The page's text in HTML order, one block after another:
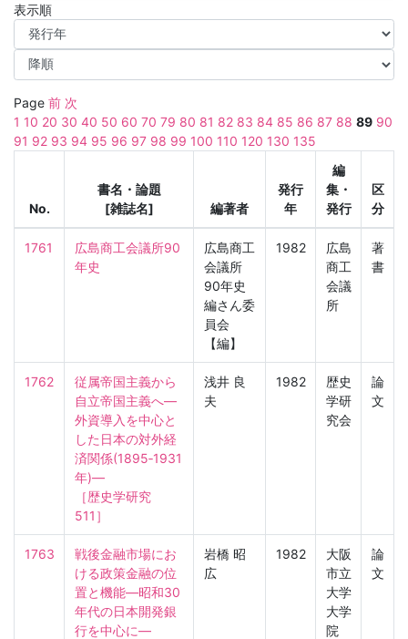
表示順
Page 前 次
1 10 20 30 40 50 60 70 79 80 81 82 83 84 85 86 87 88 89 90
91 92 93 94 95 96 97 98 99 100 110 120 130 135
No.
書名・論題
[雑誌名]
編著者
発行
年
編
集・
発行
区
分
1761
広島商工会議所90
年史
広島商工
会議所
90年史
編さん委
員会
【編】
1982
広島
商工
会議
所
著
書
1762
従属帝国主義から
自立帝国主義へ—
外資導入を中心と
した日本の対外経
済関係(1895‐1931
年)—
［歴史学研究
511］
浅井 良
夫
1982
歴史
学研
究会
論
文
1763
戦後金融市場にお
ける政策金融の位
置と機能—昭和30
年代の日本開発銀
行を中心に—
岩橋 昭
広
1982
大阪
市立
大学
大学
院
論
文